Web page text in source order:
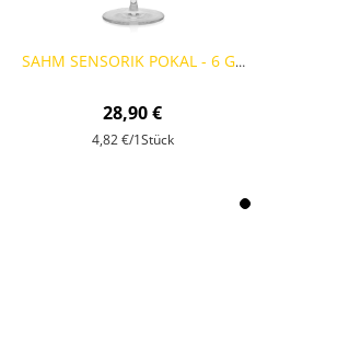
SAHM SENSORIK POKAL - 6 GLÄSER
28,90 €
4,82 €/1Stück